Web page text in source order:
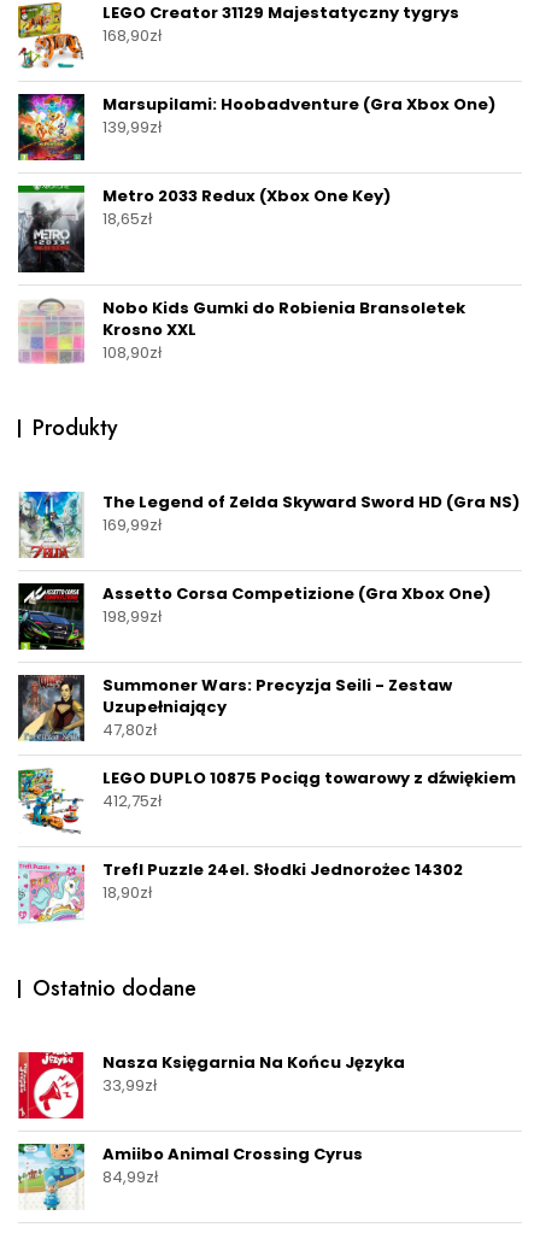
LEGO Creator 31129 Majestatyczny tygrys
168,90zł
Marsupilami: Hoobadventure (Gra Xbox One)
139,99zł
Metro 2033 Redux (Xbox One Key)
18,65zł
Nobo Kids Gumki do Robienia Bransoletek
Krosno XXL
108,90zł
Produkty
The Legend of Zelda Skyward Sword HD (Gra NS)
169,99zł
Assetto Corsa Competizione (Gra Xbox One)
198,99zł
Summoner Wars: Precyzja Seili - Zestaw
Uzupełniający
47,80zł
LEGO DUPLO 10875 Pociąg towarowy z dźwiękiem
412,75zł
Trefl Puzzle 24el. Słodki Jednorożec 14302
18,90zł
Ostatnio dodane
Nasza Księgarnia Na Końcu Języka
33,99zł
Amiibo Animal Crossing Cyrus
84,99zł